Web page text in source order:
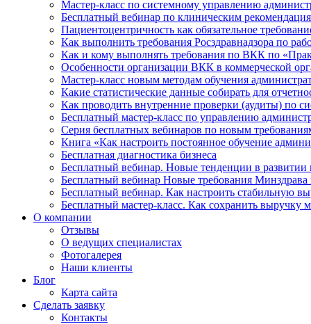
Мастер-класс по системному управлению
Бесплатный вебинар по клиническим
Пациентоцентричность как обязательное
Как выполнить требования Росздравнадзора по
Как и кому выполнять требования по ВКК по
Особенности организации ВКК в коммерческой
Мастер-класс новым методам обучения
Какие статистические данные собирать для
Как проводить внутренние проверки (аудиты) по
Бесплатный мастер-класс по управлению
Серия бесплатных вебинаров по новым
Книга «Как настроить постоянное обучение
Бесплатная диагностика бизнеса
Бесплатный вебинар. Новые тенденции в развитии
Бесплатный вебинар Новые требования Минздрава
Бесплатный вебинар. Как настроить стабильную
Бесплатный мастер-класс. Как сохранить выручку
О компании
Отзывы
О ведущих специалистах
Фотогалерея
Наши клиенты
Блог
Карта сайта
Сделать заявку
Контакты